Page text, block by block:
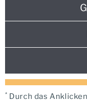
* Durch das